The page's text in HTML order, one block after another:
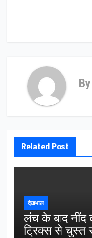
By
Related Post
देखभाल
लंच के बाद नींद
ट्रिक्स से चुस्त